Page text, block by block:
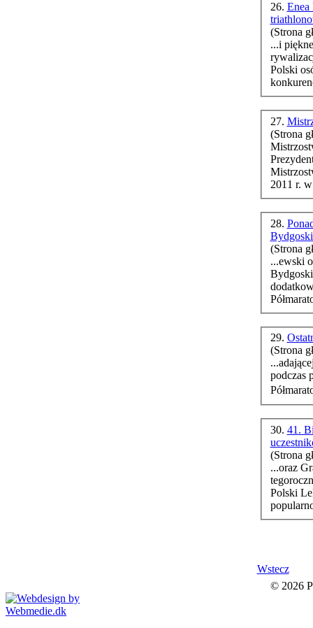
26. Enea
(Strona
...i pięknej
Polski
27.
(Strona
28.
(Strona
...ewski oraz
29.
(Strona
podczas
30. 41.
(Strona
...oraz
Polski Lekarzy. Impreza
Wstecz
© 2026